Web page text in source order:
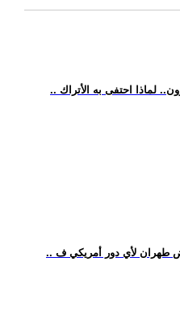
لماذا احتفى به الأتراك
طهران لأي دور أمريكي ف